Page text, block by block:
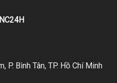
P. Bình Tân, TP. Hồ Chí Minh